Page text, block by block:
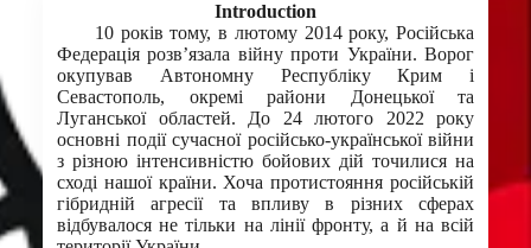
Introduction
10 років тому, в лютому 2014 року, Російська
Федерація розв’язала війну проти України. Ворог
окупував Автономну Республіку Крим і
Севастополь, окремі райони Донецької та
Луганської областей. До 24 лютого 2022 року
основні події сучасної російсько-української війни
з різною інтенсивністю бойових дій точилися на
сході нашої країни. Хоча протистояння російській
гібридній агресії та впливу в різних сферах
відбувалося не тільки на лінії фронту, а й на всій